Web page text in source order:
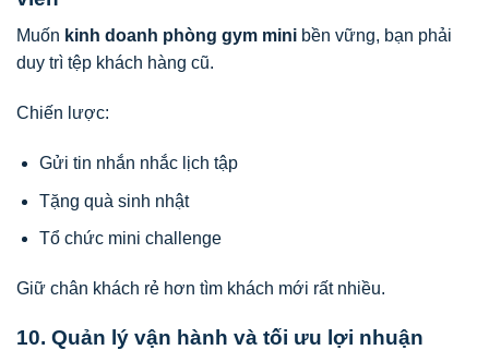
Muốn kinh doanh phòng gym mini bền vững, bạn phải
duy trì tệp khách hàng cũ.
Chiến lược:
Gửi tin nhắn nhắc lịch tập
Tặng quà sinh nhật
Tổ chức mini challenge
Giữ chân khách rẻ hơn tìm khách mới rất nhiều.
10. Quản lý vận hành và tối ưu lợi nhuận